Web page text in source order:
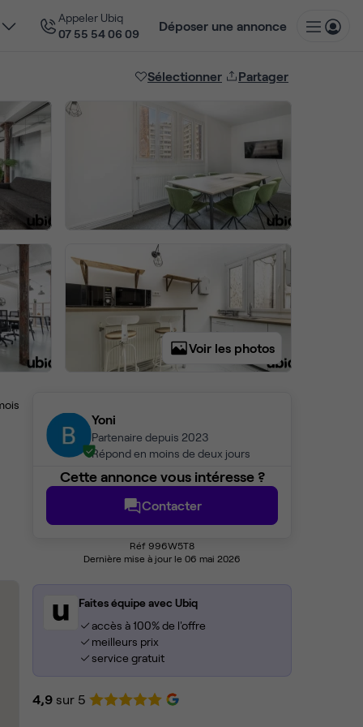
Appeler Ubiq
07 55 54 06 09
Déposer une annonce
Sélectionner Partager
Voir les photos
Yoni
Partenaire depuis 2023
Répond en moins de deux jours
Cette annonce vous intéresse ?
Contacter
Réf 996W5T8
Dernière mise à jour le 06 mai 2026
Faites équipe avec Ubiq
accès à 100% de l'offre
meilleurs prix
service gratuit
4,9 sur 5